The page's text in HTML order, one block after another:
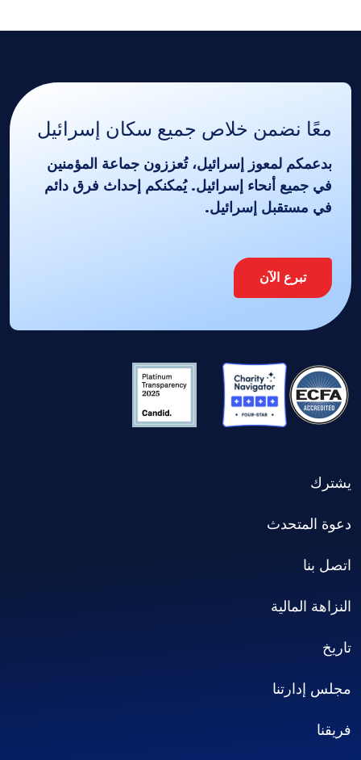
معًا نضمن خلاص جميع سكان إسرائيل
بدعمكم لمعوز إسرائيل، تُعززون جماعة المؤمنين
في جميع أنحاء إسرائيل. يُمكنكم إحداث فرق دائم
في مستقبل إسرائيل.
تبرع الآن
يشترك
دعوة المتحدث
اتصل بنا
النزاهة المالية
تاريخ
مجلس إدارتنا
فريقنا